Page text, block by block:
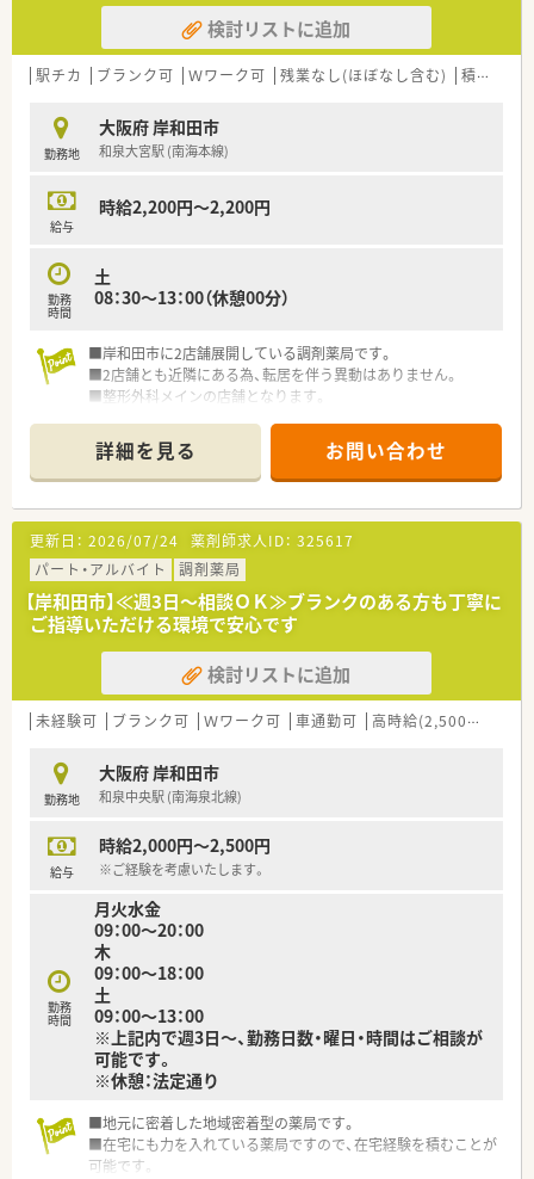
検討リストに追加
駅チカ ブランク可 Ｗワーク可 残業なし(ほぼなし含む) 積雪なし
勤務地
大阪府 岸和田市
和泉大宮駅 (南海本線)
給与
時給2,200円～2,200円
勤務
時間
土
08：30～13：00（休憩00分）
■岸和田市に2店舗展開している調剤薬局です。
■2店舗とも近隣にある為、転居を伴う異動はありません。
■整形外科メインの店舗となります。
～こんな方にオススメ！～
■空いた時間を有効活用したいＷワーク希望者の方にオススメ
の求人です。
詳細を見る お問い合わせ
更新日： 2026/07/24 薬剤師求人ID： 325617
パート・アルバイト
調剤薬局
【岸和田市】≪週3日～相談ＯＫ≫ブランクのある方も丁寧に
ご指導いただける環境で安心です
検討リストに追加
未経験可 ブランク可 Ｗワーク可 車通勤可 高時給(2,500円以上)
勤務地
大阪府 岸和田市
和泉中央駅 (南海泉北線)
給与
時給2,000円～2,500円
※ご経験を考慮いたします。
勤務
時間
月火水金
09：00～20：00
木
09：00～18：00
土
09：00～13：00
※上記内で週3日～、勤務日数・曜日・時間はご相談が
可能です。
※休憩：法定通り
■地元に密着した地域密着型の薬局です。
■在宅にも力を入れている薬局ですので、在宅経験を積むことが
可能です。